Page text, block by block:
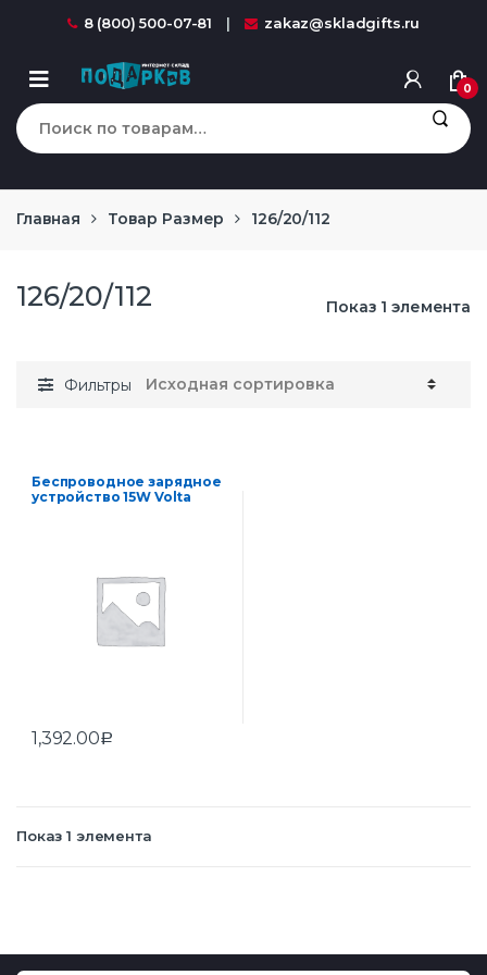
8 (800) 500-07-81 zakaz@skladgifts.ru
0
Искать:
Главная Товар Размер 126/20/112
126/20/112 Показ 1 элемента
Фильтры
Беспроводное зарядное
устройство 15W Volta
1,392.00Р
Показ 1 элемента